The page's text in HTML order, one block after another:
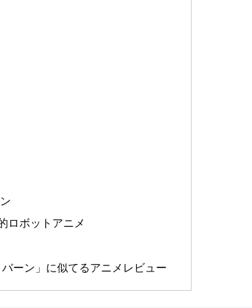
ロボットアニメ
バーン」に似てるアニメレビュー